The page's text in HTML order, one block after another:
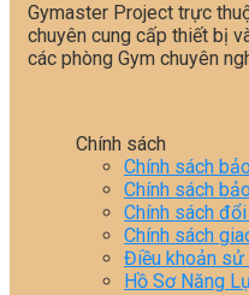
Gymaster Project trực
chuyên cung cấp thiết bị
các phòng Gym chuyên
Chính sách
Chính sách
Chính sách
Chính sách
Chính sách
Điều khoản sử
Hồ Sơ Năng